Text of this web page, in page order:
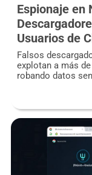
Espionaje en
Usuarios de
Falsos
explotan a más
robando datos